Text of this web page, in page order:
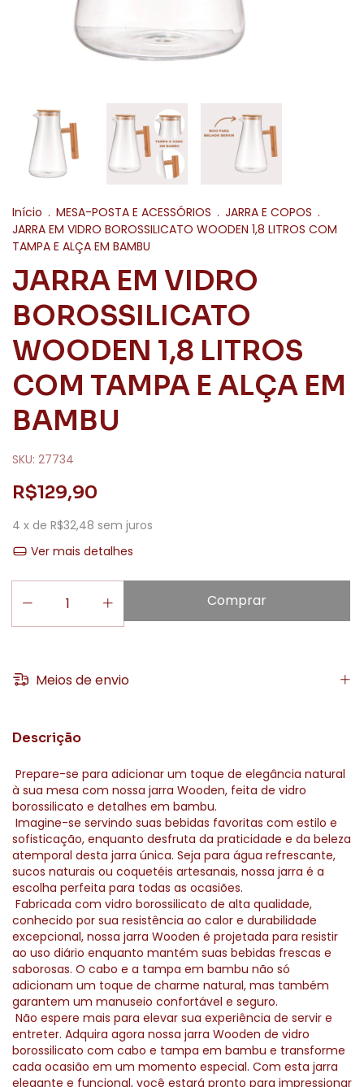
Início . MESA-POSTA E ACESSÓRIOS . JARRA E COPOS .
JARRA EM VIDRO BOROSSILICATO WOODEN 1,8 LITROS COM
TAMPA E ALÇA EM BAMBU
JARRA EM VIDRO
BOROSSILICATO
WOODEN 1,8 LITROS
COM TAMPA E ALÇA EM
BAMBU
SKU: 27734
R$129,90
4 x de R$32,48 sem juros
Ver mais detalhes
Meios de envio
Descrição
Prepare-se para adicionar um toque de elegância natural
à sua mesa com nossa jarra Wooden, feita de vidro
borossilicato e detalhes em bambu.
Imagine-se servindo suas bebidas favoritas com estilo e
sofisticação, enquanto desfruta da praticidade e da beleza
atemporal desta jarra única. Seja para água refrescante,
sucos naturais ou coquetéis artesanais, nossa jarra é a
escolha perfeita para todas as ocasiões.
Fabricada com vidro borossilicato de alta qualidade,
conhecido por sua resistência ao calor e durabilidade
excepcional, nossa jarra Wooden é projetada para resistir
ao uso diário enquanto mantém suas bebidas frescas e
saborosas. O cabo e a tampa em bambu não só
adicionam um toque de charme natural, mas também
garantem um manuseio confortável e seguro.
Não espere mais para elevar sua experiência de servir e
entreter. Adquira agora nossa jarra Wooden de vidro
borossilicato com cabo e tampa em bambu e transforme
cada ocasião em um momento especial. Com esta jarra
elegante e funcional, você estará pronto para impressionar